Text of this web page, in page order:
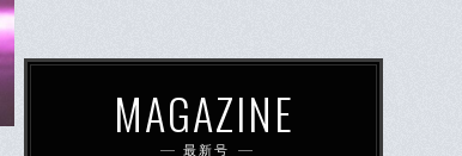
MAGAZINE
最新号